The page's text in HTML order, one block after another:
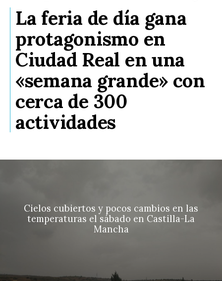
La feria de día gana
protagonismo en
Ciudad Real en una
«semana grande» con
cerca de 300
actividades
Cielos cubiertos y pocos cambios en las
temperaturas el sábado en Castilla-La
Mancha